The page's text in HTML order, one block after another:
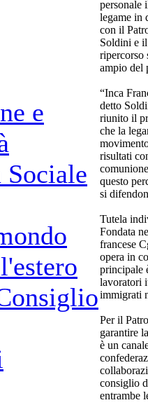
e
Sociale
personale
legame in
con il
Soldini e
ripercorso
ampio del
“Inca
detto
riunito il
che la
risultati
questo
si
Tutela
Fondata
francese
opera in
principale
lavoratori
immigrati
Per il
garantire
è un
consiglio
entrambe